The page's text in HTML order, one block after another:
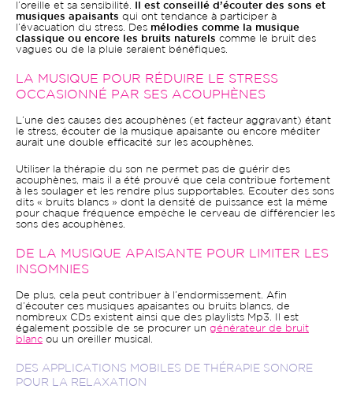
l’oreille et sa sensibilité.
Il est conseillé d’écouter des sons et
musiques apaisants qui ont tendance à participer à
l’évacuation du stress. Des mélodies comme la musique
classique ou encore les bruits naturels comme le bruit des
vagues ou de la pluie seraient bénéfiques.
LA MUSIQUE POUR RÉDUIRE LE STRESS
OCCASIONNÉ PAR SES ACOUPHÈNES
L’une des causes des acouphènes (et facteur aggravant) étant
le stress, écouter de la musique apaisante ou encore méditer
aurait une double efficacité sur les acouphènes.
Utiliser la thérapie du son ne permet pas de guérir des
acouphènes, mais il a été prouvé que cela contribue fortement
à les soulager et les rendre plus supportables. Ecouter des sons
dits « bruits blancs » dont la densité de puissance est la même
pour chaque fréquence empêche le cerveau de différencier les
sons des acouphènes.
DE LA MUSIQUE APAISANTE POUR LIMITER LES
INSOMNIES
De plus, cela peut contribuer à l’endormissement. Afin
d’écouter ces musiques apaisantes ou bruits blancs, de
nombreux CDs existent ainsi que des playlists Mp3. Il est
également possible de se procurer un générateur de bruit
blanc ou un oreiller musical.
DES APPLICATIONS MOBILES DE THÉRAPIE SONORE
POUR LA RELAXATION